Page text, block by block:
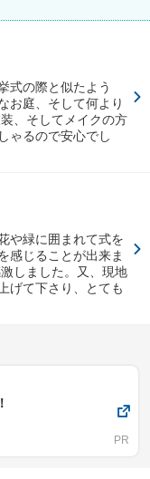
式の際と似たよう
お庭、そして何より
、そしてメイクの方
ゃるので安心でし
や緑に囲まれて式を
感じることが出来ま
しました。又、現地
げて下さり、とても